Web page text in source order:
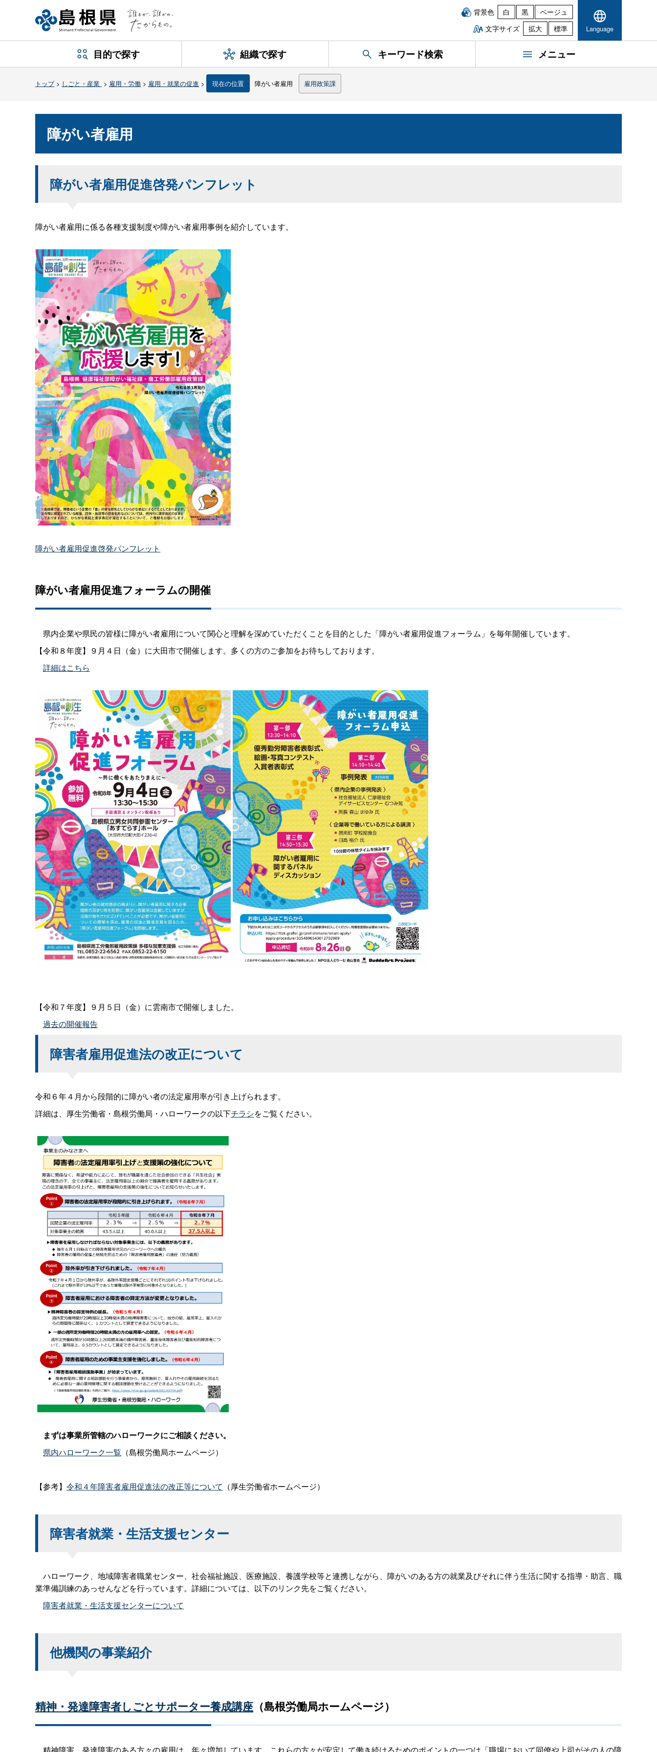
背景色 白 黒
ベージュ
文字サイズ
拡大 標準 Language
目的で探す 組織で探す キーワード検索 メニュー
トップ> しごと・産業 > 雇用・労働 > 雇用・就業の促進 > 現在の位置 障がい者雇用 雇用政策課
障がい者雇用
障がい者雇用促進啓発パンフレット
障がい者雇用に係る各種支援制度や障がい者雇用事例を紹介しています。
障がい者雇用促進啓発パンフレット
障がい者雇用促進フォーラムの開催
県内企業や県民の皆様に障がい者雇用について関心と理解を深めていただくことを目的とした「障がい者雇用促進フォーラム」を毎年開催しています。
【令和８年度】９月４日（金）に大田市で開催します。多くの方のご参加をお待ちしております。
詳細はこちら
【令和７年度】９月５日（金）に雲南市で開催しました。
過去の開催報告
障害者雇用促進法の改正について
令和６年４月から段階的に障がい者の法定雇用率が引き上げられます。
詳細は、厚生労働省・島根労働局・ハローワークの以下チラシをご覧ください。
まずは事業所管轄のハローワークにご相談ください。
県内ハローワーク一覧 （島根労働局ホームページ）
【参考】 令和４年障害者雇用促進法の改正等について （厚生労働省ホームページ）
障害者就業・生活支援センター
ハローワーク、地域障害者職業センター、社会福祉施設、医療施設、養護学校等と連携しながら、障がいのある方の就業及びそれに伴う生活に関する指導・助言、職
業準備訓練のあっせんなどを行っています。詳細については、以下のリンク先をご覧ください。
障害者就業・生活支援センターについて
他機関の事業紹介
精神・発達障害者しごとサポーター養成講座 （島根労働局ホームページ）